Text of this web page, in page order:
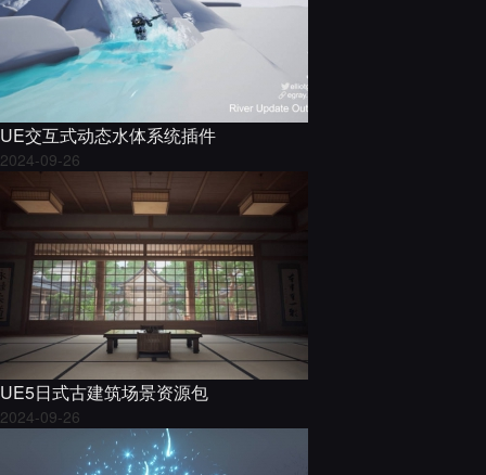
UE交互式动态水体系统插件
2024-09-26
UE5日式古建筑场景资源包
2024-09-26